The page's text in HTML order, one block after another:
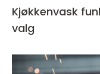
Kjøkkenvask funksjon, design og praktiske
valg